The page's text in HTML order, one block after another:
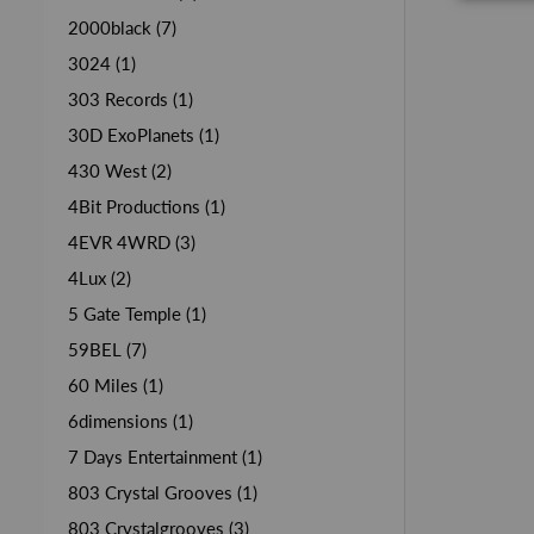
2000black (7)
3024 (1)
303 Records (1)
30D ExoPlanets (1)
430 West (2)
4Bit Productions (1)
4EVR 4WRD (3)
4Lux (2)
5 Gate Temple (1)
59BEL (7)
60 Miles (1)
6dimensions (1)
7 Days Entertainment (1)
803 Crystal Grooves (1)
803 Crystalgrooves (3)